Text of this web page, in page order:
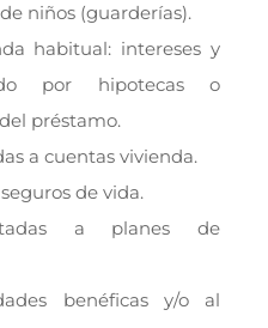
niños (guarderías).
habitual: intereses y
por hipotecas o
préstamo.
a cuentas vivienda.
de vida.
a planes de
benéficas y/o al